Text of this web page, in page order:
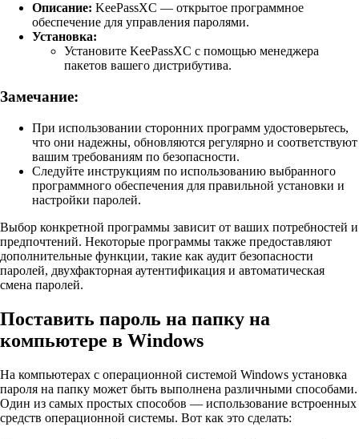
Описание: KeePassXC — открытое программное
обеспечение для управления паролями.
Установка:
Установите KeePassXC с помощью менеджера
пакетов вашего дистрибутива.
Замечание:
При использовании сторонних программ удостоверьтесь,
что они надежны, обновляются регулярно и соответствуют
вашим требованиям по безопасности.
Следуйте инструкциям по использованию выбранного
программного обеспечения для правильной установки и
настройки паролей.
Выбор конкретной программы зависит от ваших потребностей и
предпочтений. Некоторые программы также предоставляют
дополнительные функции, такие как аудит безопасности
паролей, двухфакторная аутентификация и автоматическая
смена паролей.
Поставить пароль на папку на
компьютере в Windows
На компьютерах с операционной системой Windows установка
пароля на папку может быть выполнена различными способами.
Один из самых простых способов — использование встроенных
средств операционной системы. Вот как это сделать: